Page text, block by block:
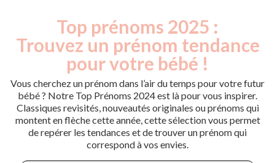
Top prénoms 2025 :
Trouvez un prénom tendance
pour votre bébé !
Vous cherchez un prénom dans l’air du temps pour votre futur
bébé ? Notre Top Prénoms 2024 est là pour vous inspirer.
Classiques revisités, nouveautés originales ou prénoms qui
montent en flèche cette année, cette sélection vous permet
de repérer les tendances et de trouver un prénom qui
correspond à vos envies.